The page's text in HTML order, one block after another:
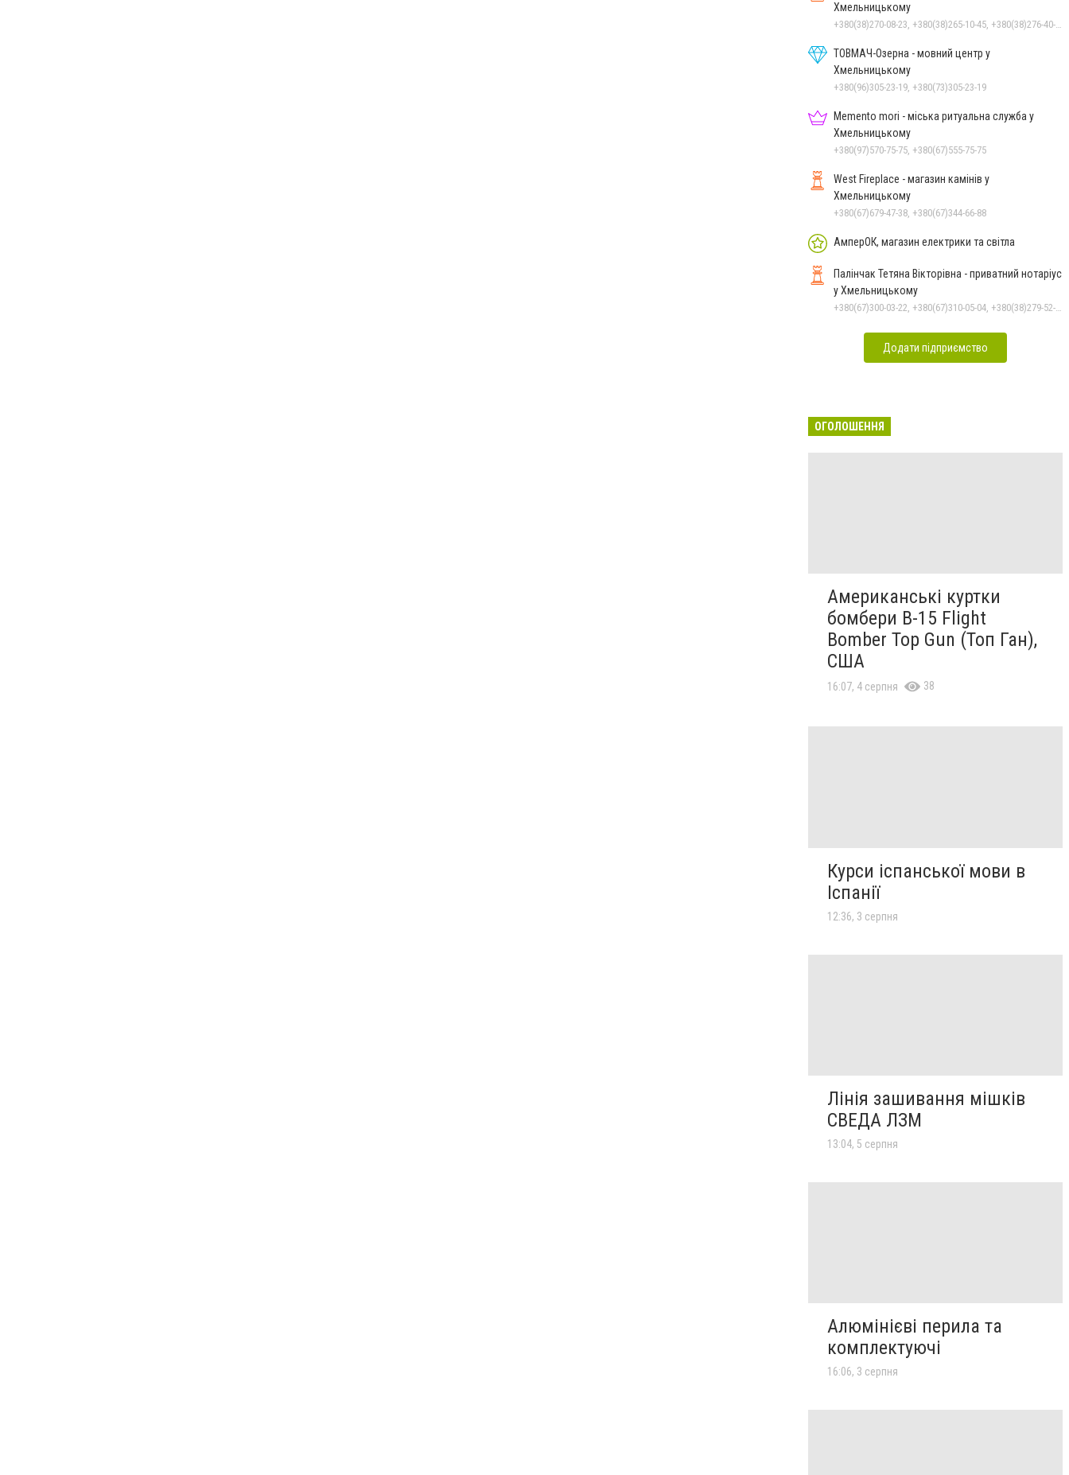
Паперовий флот замість
Чорноморського: як реальні
втрати Росії перетворилися
на дитячу аплікацію
27 липня
Хмельницькому
+380(38)270-08-23, +380(38)265-10-45, +380(38)276-40-56, +380(38)270-08-22
ТОВМАЧ-Озерна - мовний центр у
Хмельницькому
+380(96)305-23-19, +380(73)305-23-19
Memento mori - міська ритуальна служба у
Хмельницькому
+380(97)570-75-75, +380(67)555-75-75
West Fireplace - магазин камінів у
Хмельницькому
+380(67)679-47-38, +380(67)344-66-88
АмперОК, магазин електрики та світла
Палінчак Тетяна Вікторівна - приватний нотаріус
у Хмельницькому
+380(67)300-03-22, +380(67)310-05-04, +380(38)279-52-33
Додати підприємство
ОГОЛОШЕННЯ
Американські куртки
бомбери B-15 Flight
Bomber Top Gun (Топ Ган),
США
16:07, 4 серпня 38
Курси іспанської мови в
Іспанії
12:36, 3 серпня
Лінія зашивання мішків
СВЕДА ЛЗМ
13:04, 5 серпня
Алюмінієві перила та
комплектуючі
16:06, 3 серпня